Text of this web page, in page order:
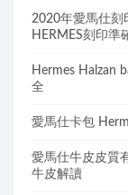
2020年愛馬仕刻
HERMES刻印準
Hermes Halzan
全
愛馬仕卡包
愛馬仕牛皮皮質
牛皮解讀